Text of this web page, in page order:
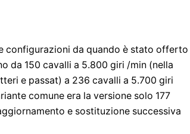
configurazioni da quando è stato offerto
da 150 cavalli a 5.800 giri /min (nella
e passat) a 236 cavalli a 5.700 giri
comune era la versione solo 177
e sostituzione successiva